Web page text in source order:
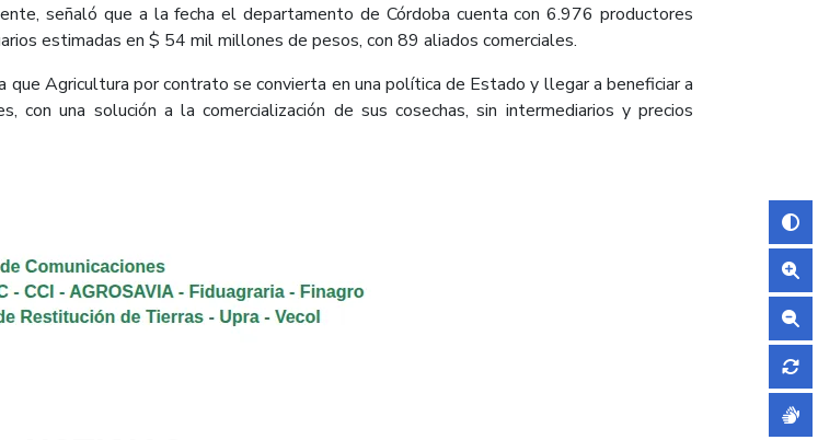
señaló que a la fecha el departamento de Córdoba cuenta con 6.976 productores
estimadas en $ 54 mil millones de pesos, con 89 aliados comerciales.
Agricultura por contrato se convierta en una política de Estado y llegar a beneficiar a
con una solución a la comercialización de sus cosechas, sin intermediarios y precios